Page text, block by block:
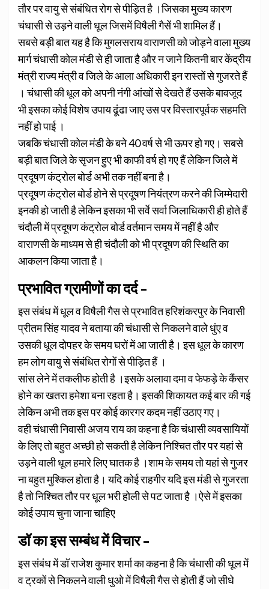
तौर पर वायु से संबंधित रोग से पीड़ित है ।जिसका मुख्य कारण
चंधासी से उड़ने वाली धूल जिसमें विषैली गैसें भी शामिल हैं।
सबसे बड़ी बात यह है कि मुगलसराय वाराणसी को जोड़ने वाला मुख्य
मार्ग चंधासी कोल मंडी से ही जाता है और न जाने कितनी बार केंद्रीय
मंत्री राज्य मंत्री व जिले के आला अधिकारी इन रास्तों से गुजरते हैं
। चंधासी की धूल को अपनी नंगी आंखों से देखते हैं उसके बावजूद
भी इसका कोई विशेष उपाय ढूंढा जाए उस पर विस्तारपूर्वक सहमति
नहीं हो पाई ।
जबकि चंधासी कोल मंडी के बने 40 वर्ष से भी ऊपर हो गए। सबसे
बड़ी बात जिले के सृजन हुए भी काफी वर्ष हो गए हैं लेकिन जिले में
प्रदूषण कंट्रोल बोर्ड अभी तक नहीं बना है।
प्रदूषण कंट्रोल बोर्ड होने से प्रदूषण नियंत्रण करने की जिम्मेदारी
इनकी हो जाती है लेकिन इसका भी सर्वे सर्वा जिलाधिकारी ही होते हैं
चंदौली में प्रदूषण कंट्रोल बोर्ड वर्तमान समय में नहीं है और
वाराणसी के माध्यम से ही चंदौली को भी प्रदूषण की स्थिति का
आकलन किया जाता है।
प्रभावित ग्रामीणों का दर्द –
इस संबंध में धूल व विषैली गैस से प्रभावित हरिशंकरपुर के निवासी
प्रीतम सिंह यादव ने बताया की चंधासी से निकलने वाले धुंए व
उसकी धूल दोपहर के समय घरों में आ जाती है। इस धूल के कारण
हम लोग वायु से संबंधित रोगों से पीड़ित हैं ।
सांस लेने में तकलीफ होती है ।इसके अलावा दमा व फेफड़े के कैंसर
होने का खतरा हमेशा बना रहता है। इसकी शिकायत कई बार की गई
लेकिन अभी तक इस पर कोई कारगर कदम नहीं उठाए गए।
वही चंधासी निवासी अजय राय का कहना है कि चंधासी व्यवसायियों
के लिए तो बहुत अच्छी हो सकती है लेकिन निश्चित तौर पर यहां से
उड़ने वाली धूल हमारे लिए घातक है ।शाम के समय तो यहां से गुजर
ना बहुत मुश्किल होता है। यदि कोई राहगीर यदि इस मंडी से गुजरता
है तो निश्चित तौर पर धूल भरी होली से पट जाता है ।ऐसे में इसका
कोई उपाय चुना जाना चाहिए
डॉ का इस सम्बंध में विचार –
इस संबंध में डॉ राजेश कुमार शर्मा का कहना है कि चंधासी की धूल में
व ट्रकों से निकलने वाली धुओ में विषैली गैस से होती हैं जो सीधे